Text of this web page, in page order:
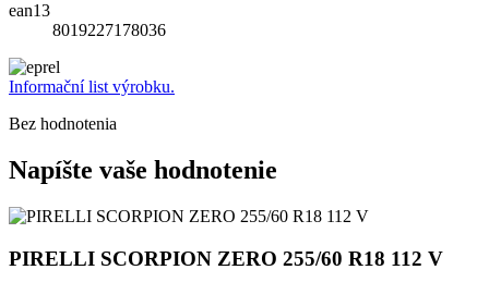
ean13
8019227178036
Informační list výrobku.
Bez hodnotenia
Napíšte vaše hodnotenie
PIRELLI SCORPION ZERO 255/60 R18 112 V